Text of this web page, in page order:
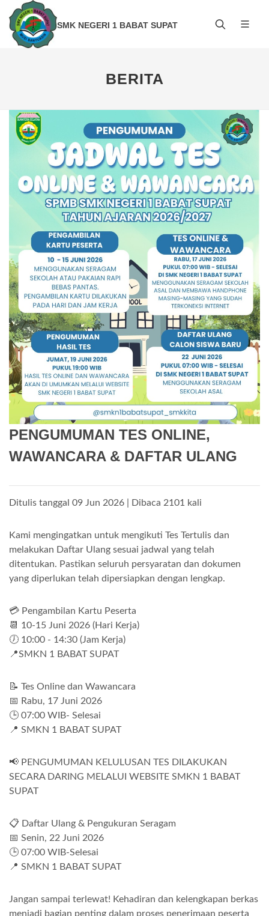
SMK NEGERI 1 BABAT SUPAT
BERITA
PENGUMUMAN TES ONLINE,
WAWANCARA & DAFTAR ULANG
Ditulis tanggal 09 Jun 2026 | Dibaca 2101 kali
Kami mengingatkan untuk mengikuti Tes Tertulis dan
melakukan Daftar Ulang sesuai jadwal yang telah
ditentukan. Pastikan seluruh persyaratan dan dokumen
yang diperlukan telah dipersiapkan dengan lengkap.
💳 Pengambilan Kartu Peserta
📆 10-15 Juni 2026 (Hari Kerja)
🕖 10:00 - 14:30 (Jam Kerja)
📍SMKN 1 BABAT SUPAT
📝 Tes Online dan Wawancara
📅 Rabu, 17 Juni 2026
🕒 07:00 WIB- Selesai
📍 SMKN 1 BABAT SUPAT
📢 PENGUMUMAN KELULUSAN TES DILAKUKAN
SECARA DARING MELALUI WEBSITE SMKN 1 BABAT
SUPAT
📋 Daftar Ulang & Pengukuran Seragam
📅 Senin, 22 Juni 2026
🕒 07:00 WIB-Selesai
📍 SMKN 1 BABAT SUPAT
Jangan sampai terlewat! Kehadiran dan kelengkapan berkas
menjadi bagian penting dalam proses penerimaan peserta